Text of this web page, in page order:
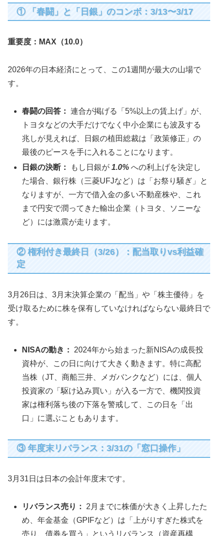
① 「春闘」と「日銀」のコンボ：3/13〜3/17
重要度：MAX（10.0）
2026年の日本経済にとって、この1週間が最大の山場で
す。
春闘の回答： 連合が掲げる「5%以上の賃上げ」が、
トヨタなどの大手だけでなく中小企業にも波及する
兆しが見えれば、日銀の植田総裁は「政策修正」の
最後のピースを手に入れることになります。
日銀の決断：
もし日銀が1.0% への利上げを決定し
た場合、銀行株（三菱UFJなど）は「お祭り騒ぎ」と
なりますが、一方で借入金の多い不動産株や、これ
まで円安で潤ってきた輸出企業（トヨタ、ソニーな
ど）には激震が走ります。
② 権利付き最終日（3/26）：配当取りvs利益確
定
3月26日は、3月末決算企業の「配当」や「株主優待」を
受け取るために株を保有していなければならない最終日で
す。
NISAの動き：
2024年から始まった新NISAの成長投
資枠が、この日に向けて大きく動きます。特に高配
当株（JT、商船三井、メガバンクなど）には、個人
投資家の「駆け込み買い」が入る一方で、機関投資
家は権利落ち後の下落を警戒して、この日を「出
口」に選ぶこともあります。
③ 年度末リバランス：3/31の「窓口操作」
3月31日は日本の会計年度末です。
リバランス売り：
2月までに株価が大きく上昇したた
め、年金基金（GPIFなど）は「上がりすぎた株式を
売り、債券を買う」というリバランス（資産再構